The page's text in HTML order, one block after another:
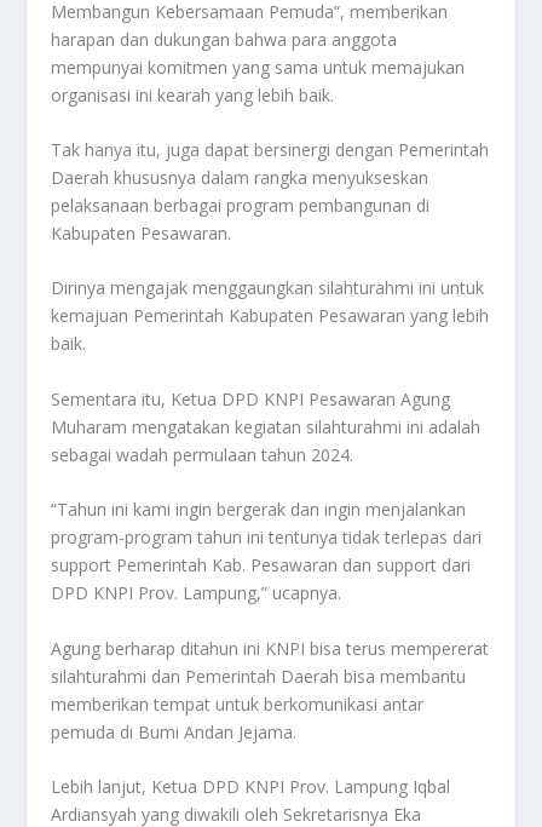
Membangun Kebersamaan Pemuda”, memberikan
harapan dan dukungan bahwa para anggota
mempunyai komitmen yang sama untuk memajukan
organisasi ini kearah yang lebih baik.
Tak hanya itu, juga dapat bersinergi dengan Pemerintah
Daerah khususnya dalam rangka menyukseskan
pelaksanaan berbagai program pembangunan di
Kabupaten Pesawaran.
Dirinya mengajak menggaungkan silahturahmi ini untuk
kemajuan Pemerintah Kabupaten Pesawaran yang lebih
baik.
Sementara itu, Ketua DPD KNPI Pesawaran Agung
Muharam mengatakan kegiatan silahturahmi ini adalah
sebagai wadah permulaan tahun 2024.
“Tahun ini kami ingin bergerak dan ingin menjalankan
program-program tahun ini tentunya tidak terlepas dari
support Pemerintah Kab. Pesawaran dan support dari
DPD KNPI Prov. Lampung,” ucapnya.
Agung berharap ditahun ini KNPI bisa terus mempererat
silahturahmi dan Pemerintah Daerah bisa membantu
memberikan tempat untuk berkomunikasi antar
pemuda di Bumi Andan Jejama.
Lebih lanjut, Ketua DPD KNPI Prov. Lampung Iqbal
Ardiansyah yang diwakili oleh Sekretarisnya Eka